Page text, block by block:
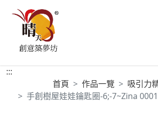
:::
首頁
作品一覽
吸引力
手創樹屋娃娃鑰匙圈-6;-7~Zina